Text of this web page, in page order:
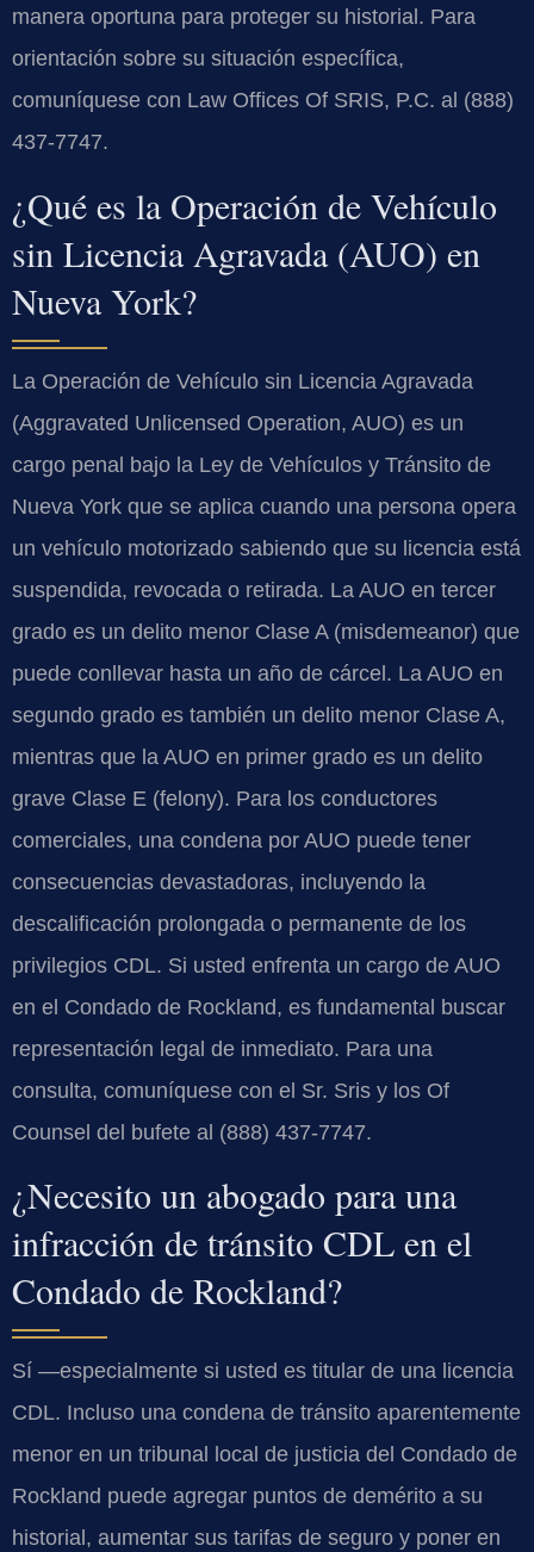
manera oportuna para proteger su historial. Para
orientación sobre su situación específica,
comuníquese con Law Offices Of SRIS, P.C. al (888)
437-7747.
¿Qué es la Operación de Vehículo
sin Licencia Agravada (AUO) en
Nueva York?
La Operación de Vehículo sin Licencia Agravada
(Aggravated Unlicensed Operation, AUO) es un
cargo penal bajo la Ley de Vehículos y Tránsito de
Nueva York que se aplica cuando una persona opera
un vehículo motorizado sabiendo que su licencia está
suspendida, revocada o retirada. La AUO en tercer
grado es un delito menor Clase A (misdemeanor) que
puede conllevar hasta un año de cárcel. La AUO en
segundo grado es también un delito menor Clase A,
mientras que la AUO en primer grado es un delito
grave Clase E (felony). Para los conductores
comerciales, una condena por AUO puede tener
consecuencias devastadoras, incluyendo la
descalificación prolongada o permanente de los
privilegios CDL. Si usted enfrenta un cargo de AUO
en el Condado de Rockland, es fundamental buscar
representación legal de inmediato. Para una
consulta, comuníquese con el Sr. Sris y los Of
Counsel del bufete al (888) 437-7747.
¿Necesito un abogado para una
infracción de tránsito CDL en el
Condado de Rockland?
Sí —especialmente si usted es titular de una licencia
CDL. Incluso una condena de tránsito aparentemente
menor en un tribunal local de justicia del Condado de
Rockland puede agregar puntos de demérito a su
historial, aumentar sus tarifas de seguro y poner en